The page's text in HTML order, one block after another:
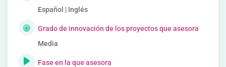
Español | Inglés
Grado de innovación de los proyectos que asesora
Media
Fase en la que asesora